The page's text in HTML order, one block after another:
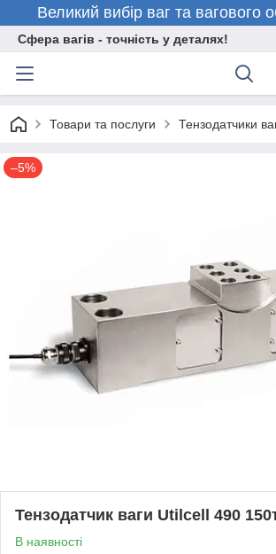
Великий вибір ваг та вагового
Сфера вагів - точність у деталях!
Товари та послуги Тензодатчики
–5%
Тензодатчик ваги Utilcell 490
В наявності